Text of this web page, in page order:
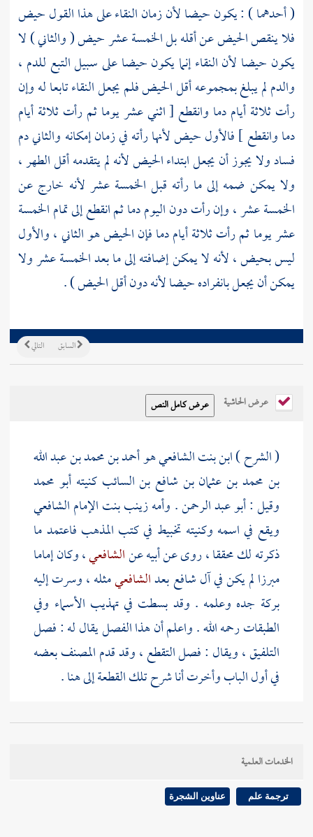
( أحدهما ) : يكون حيضا لأن زمان النقاء على هذا القول حيض
فلا ينقص الحيض عن أقله بل الخمسة عشر حيض ( والثاني ) لا
يكون حيضا لأن النقاء إنما يكون حيضا على سبيل التبع للدم ،
والدم لم يبلغ بمجموعه أقل الحيض فلم يجعل النقاء تابعا له وإن
رأت ثلاثة أيام دما وانقطع [ اثني عشر يوما ثم رأت ثلاثة أيام
دما وانقطع ] فالأول حيض لأنها رأته في زمان إمكانه والثاني دم
فساد ولا يجوز أن يجعل ابتداء الحيض لأنه لم يتقدمه أقل الطهر ،
ولا يمكن ضمه إلى ما رأته قبل الخمسة عشر لأنه خارج عن
الخمسة عشر ، وإن رأت دون اليوم دما ثم انقطع إلى تمام الخمسة
عشر يوما ثم رأت ثلاثة أيام دما فإن الحيض هو الثاني ، والأول
ليس بحيض ، لأنه لا يمكن إضافته إلى ما بعد الخمسة عشر ولا
يمكن أن يجعل بانفراده حيضا لأنه دون أقل الحيض ) .
التالي السابق
عرض الحاشية
( الشرح )ابن بنت الشافعيهوأحمد بن محمد بن عبد الله
بن محمد بن عثمان بن شافع بن السائب كنيته أبو محمد
وقيل : أبو عبد الرحمن. وأمهزينب بنت الإمام الشافعي
ويقع في اسمه وكنيته تخبيط في كتب المذهب فاعتمد ما
ذكرته لك محققا ، روى عن أبيه عنالشافعي، وكان إماما
مبرزا لم يكن في آل شافع بعدالشافعيمثله ، وسرت إليه
بركة جده وعلمه . وقد بسطت في تهذيب الأسماء وفي
الطبقات رحمه الله . واعلم أن هذا الفصل يقال له : فصل
التلفيق ، ويقال : فصل التقطع ، وقد قدمالمصنفبعضه
في أول الباب وأخرت أنا شرح تلك القطعة إلى هنا .
قال أصحابنا :إذا انقطع دمها فرأت يوما وليلة دما ،
ويوما وليلة نقاء أو يومين ويومين فأكثر
إحداهما : ينقطع دمها ولا يتجاوز خمسة عشر . والثاني
يجاوزها .
الخدمات العلمية
ترجمة علم عناوين الشجرة